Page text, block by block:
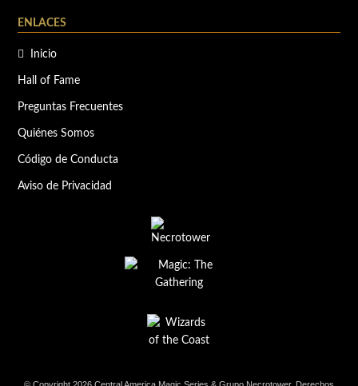
ENLACES
Inicio
Hall of Fame
Preguntas Frecuentes
Quiénes Somos
Código de Conducta
Aviso de Privacidad